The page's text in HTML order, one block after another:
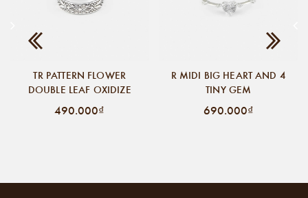
TR PATTERN FLOWER
DOUBLE LEAF OXIDIZE
490.000₫
R MIDI BIG HEART AND 4
TINY GEM
690.000₫